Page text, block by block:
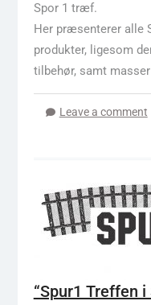
Spor 1 træf.
Her præsenterer alle
produkter, ligesom
tilbehør, samt
Leave a comment
“Spur1 Treffen